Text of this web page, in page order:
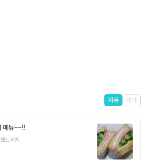
자유 테마
메뉴~~!!
드위치